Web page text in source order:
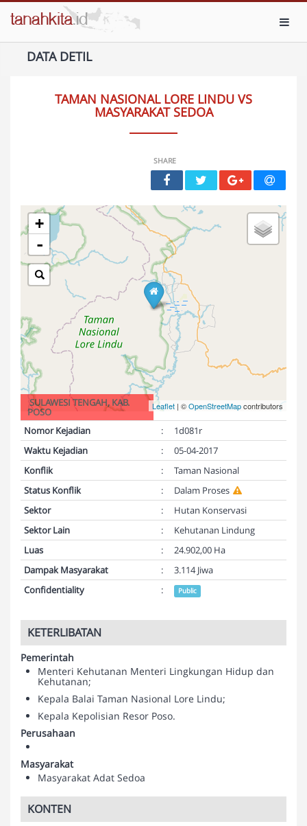
DATA DETIL
TAMAN NASIONAL LORE LINDU VS
MASYARAKAT SEDOA
SHARE
+
-
Leaflet | ©OpenStreetMapcontributors
SULAWESI TENGAH, KAB.
POSO
Nomor Kejadian
:
1d081r
Waktu Kejadian
:
05-04-2017
Konflik
:
Taman Nasional
Status Konflik
:
Dalam Proses
Sektor
:
Hutan Konservasi
Sektor Lain
:
Kehutanan Lindung
Luas
:
24.902,00 Ha
Dampak Masyarakat
:
3.114 Jiwa
Confidentiality
: Public
KETERLIBATAN
Pemerintah
Menteri Kehutanan Menteri Lingkungan Hidup dan
Kehutanan;
Kepala Balai Taman Nasional Lore Lindu;
Kepala Kepolisian Resor Poso.
Perusahaan
Masyarakat
Masyarakat Adat Sedoa
KONTEN